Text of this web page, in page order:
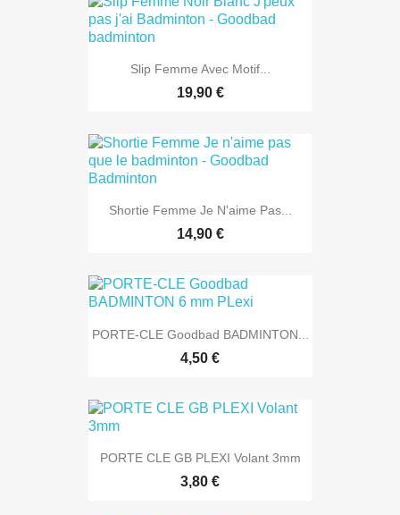
Slip Femme Avec Motif...
19,90 €
Shortie Femme Je N'aime Pas...
14,90 €
PORTE-CLE Goodbad BADMINTON...
4,50 €
PORTE CLE GB PLEXI Volant 3mm
3,80 €